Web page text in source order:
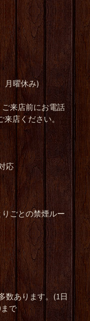
月曜休み)
来店前にお電話
店ください。
応
ごとの禁煙ルー
数あります。(1日
で